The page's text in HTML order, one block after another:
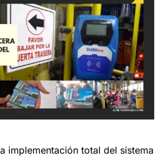
implementación total del sistema